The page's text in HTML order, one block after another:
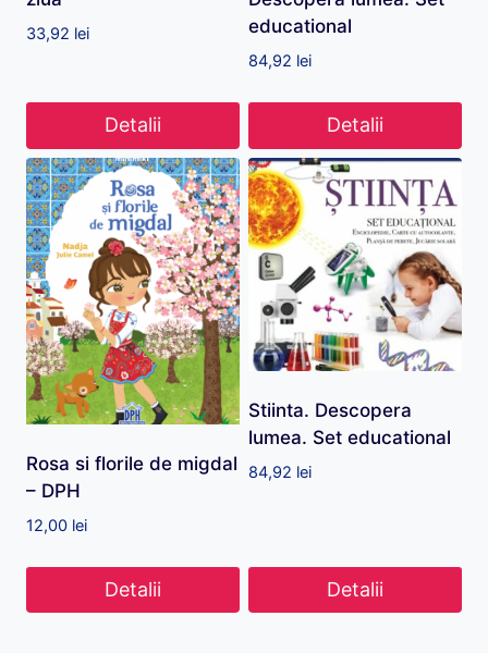
33,92 lei
Detalii
educational
84,92 lei
Detalii
Rosa si florile de migdal
– DPH
12,00 lei
Detalii
Stiinta. Descopera
lumea. Set educational
84,92 lei
Detalii